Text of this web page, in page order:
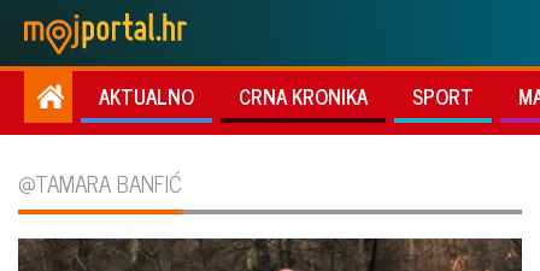
AKTUALNO CRNA KRONIKA SPORT
@TAMARA BANFIĆ